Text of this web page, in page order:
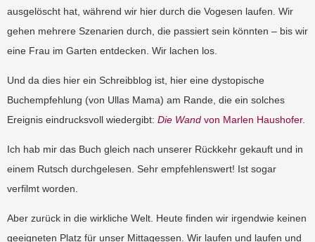
ausgelöscht hat, während wir hier durch die Vogesen laufen. Wir
gehen mehrere Szenarien durch, die passiert sein könnten – bis wir
eine Frau im Garten entdecken. Wir lachen los.
Und da dies hier ein Schreibblog ist, hier eine dystopische
Buchempfehlung (von Ullas Mama) am Rande, die ein solches
Ereignis eindrucksvoll wiedergibt: Die Wand von Marlen Haushofer.
Ich hab mir das Buch gleich nach unserer Rückkehr gekauft und in
einem Rutsch durchgelesen. Sehr empfehlenswert! Ist sogar
verfilmt worden.
Aber zurück in die wirkliche Welt. Heute finden wir irgendwie keinen
geeigneten Platz für unser Mittagessen. Wir laufen und laufen und